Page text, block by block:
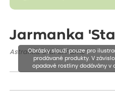
Jarmanka
Astrantia 'Star of Flame'
Obrázky slouží pouze pro
prodávané produkty. V
opadavé rostliny dodávány v
Rostliny mohou být také